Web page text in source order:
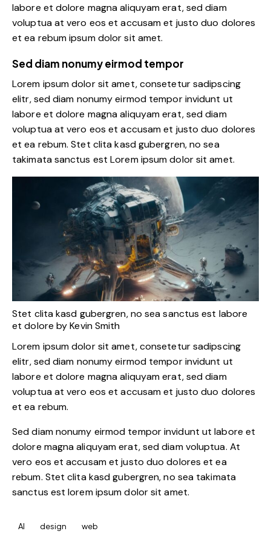
labore et dolore magna aliquyam erat, sed diam
voluptua at vero eos et accusam et justo duo dolores
et ea rebum ipsum dolor sit amet.
Sed diam nonumy eirmod tempor
Lorem ipsum dolor sit amet, consetetur sadipscing
elitr, sed diam nonumy eirmod tempor invidunt ut
labore et dolore magna aliquyam erat, sed diam
voluptua at vero eos et accusam et justo duo dolores
et ea rebum. Stet clita kasd gubergren, no sea
takimata sanctus est Lorem ipsum dolor sit amet.
Stet clita kasd gubergren, no sea sanctus est labore
et dolore byKevin Smith
Lorem ipsum dolor sit amet, consetetur sadipscing
elitr, sed diam nonumy eirmod tempor invidunt ut
labore et dolore magna aliquyam erat, sed diam
voluptua at vero eos et accusam et justo duo dolores
et ea rebum.
Sed diam nonumy eirmod tempor invidunt ut labore et
dolore magna aliquyam erat, sed diam voluptua. At
vero eos et accusam et justo duo dolores et ea
rebum. Stet clita kasd gubergren, no sea takimata
sanctus est lorem ipsum dolor sit amet.
AI design web